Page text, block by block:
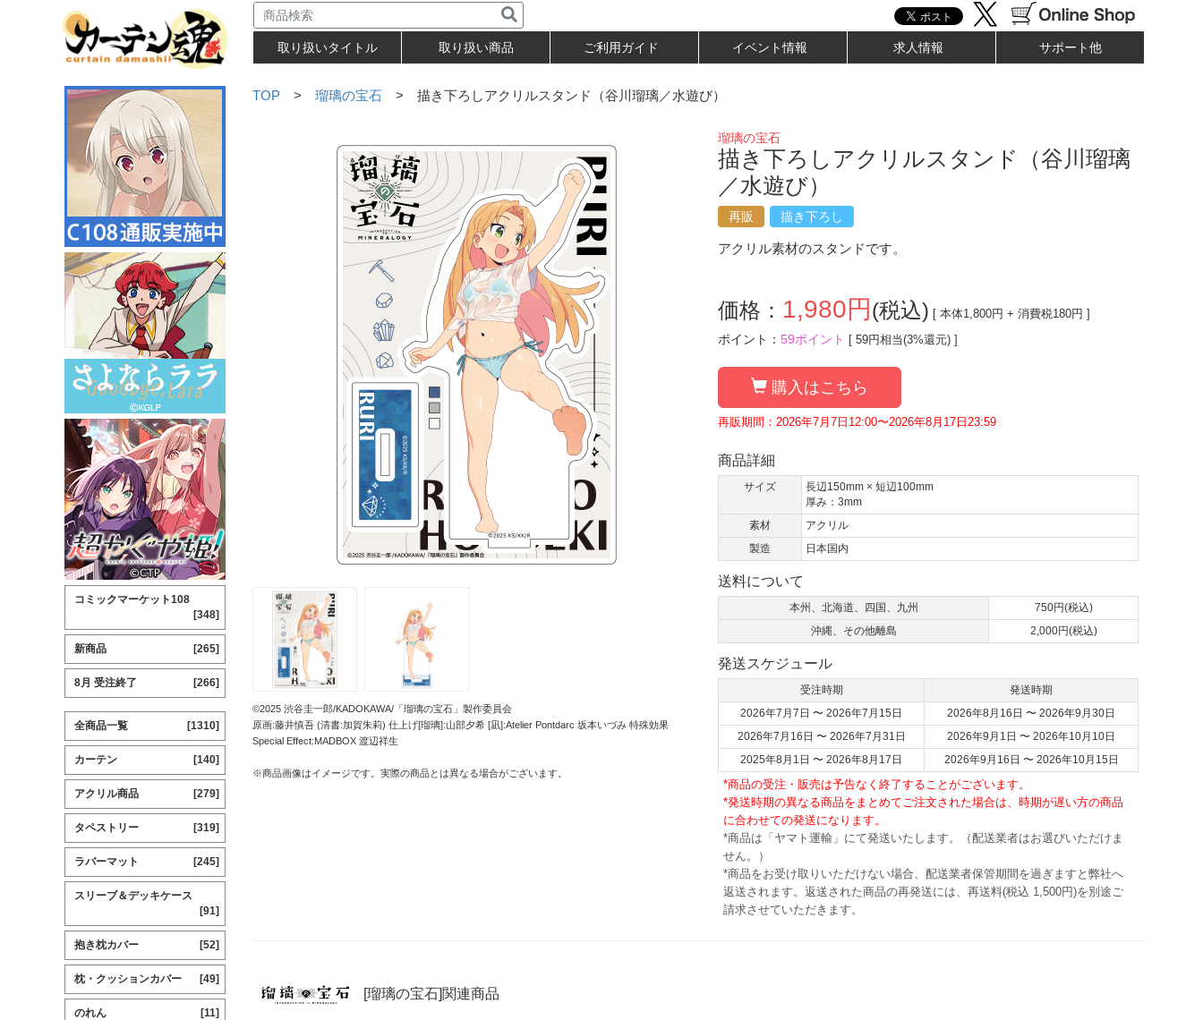
取り扱いタイトル 取り扱い商品 ご利用ガイド イベント情報 求人情報 サポート他
TOP > 瑠璃の宝石 > 描き下ろしアクリルスタンド（谷川瑠璃／水遊び）
©2025 渋谷圭一郎/KADOKAWA/「瑠璃の宝石」製作委員会
原画:藤井慎吾 (清書:加賀朱莉) 仕上げ[瑠璃]:山部夕希 [凪]:Atelier Pontdarc 坂本いづみ 特殊効果
Special Effect:MADBOX 渡辺祥生
※商品画像はイメージです。実際の商品とは異なる場合がございます。
瑠璃の宝石
描き下ろしアクリルスタンド（谷川瑠璃
／水遊び）
再販 描き下ろし
アクリル素材のスタンドです。
価格： 1,980円 (税込) [ 本体1,800円 + 消費税180円 ]
ポイント： 59ポイント [ 59円相当(3%還元) ]
購入はこちら
再販期間：2026年7月7日12:00〜2026年8月17日23:59
商品詳細
サイズ
長辺150mm × 短辺100mm
厚み：3mm
素材
アクリル
製造
日本国内
送料について
本州、北海道、四国、九州
750円(税込)
沖縄、その他離島
2,000円(税込)
発送スケジュール
受注時期
発送時期
2026年7月7日 〜 2026年7月15日
2026年8月16日 〜 2026年9月30日
2026年7月16日 〜 2026年7月31日
2026年9月1日 〜 2026年10月10日
2025年8月1日 〜 2026年8月17日
2026年9月16日 〜 2026年10月15日
*商品の受注・販売は予告なく終了することがございます。
*発送時期の異なる商品をまとめてご注文された場合は、時期が遅い方の商品
に合わせての発送になります。
*商品は「ヤマト運輸」にて発送いたします。（配送業者はお選びいただけま
せん。）
*商品をお受け取りいただけない場合、配送業者保管期間を過ぎますと弊社へ
返送されます。返送された商品の再発送には、再送料(税込 1,500円)を別途ご
請求させていただきます。
[瑠璃の宝石]関連商品
コミックマーケット108
[348]
新商品 [265]
8月 受注終了 [266]
全商品一覧 [1310]
カーテン [140]
アクリル商品 [279]
タペストリー [319]
ラバーマット [245]
スリーブ＆デッキケース
[91]
抱き枕カバー [52]
枕・クッションカバー [49]
のれん [11]